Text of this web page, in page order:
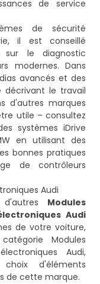
de service
de sécurité
il est conseillé
sur le diagnostic
modernes. Dans
avancés et des
le travail
d'autres marques
utile – consultez
systèmes iDrive
en utilisant des
bonnes pratiques
de contrôleurs
Audi
Modules
Audi
de votre voiture,
Modules
Audi,
d'éléments
de cette marque.